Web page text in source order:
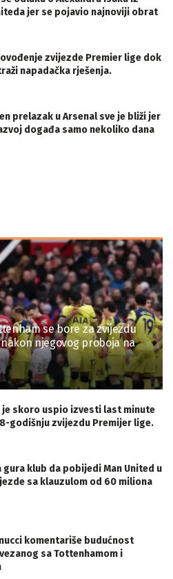
jer se pojavio najnoviji obrat
zvijezde Premier lige dok
napadačka rješenja.
prelazak u Arsenal sve je bliži jer
događa samo nekoliko dana
se bore za zvijezdu
njegovog proboja na
je skoro uspio izvesti last minute
godišnju zvijezdu Premijer lige.
gura klub da pobijedi Man United u
sa klauzulom od 60 miliona
komentariše budućnost
sa Tottenhamom i